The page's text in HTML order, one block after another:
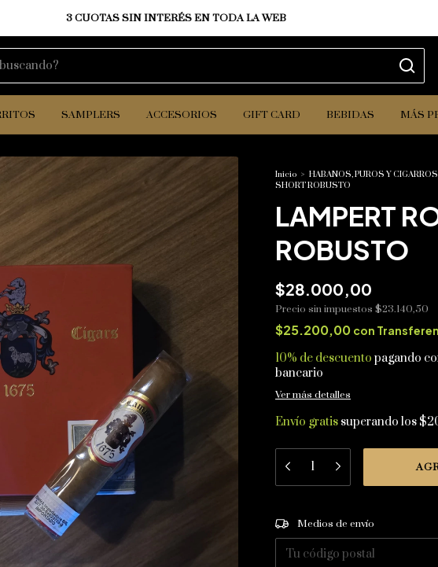
3 CUOTAS SIN INTERÉS EN TODA LA WEB
SAMPLERS ACCESORIOS GIFT CARD BEBIDAS MÁS
Inicio > HABANOS, PUROS Y CIGARROS
SHORT ROBUSTO
LAMPERT
ROBUSTO
$28.000,00
Precio sin impuestos $23.140,50
$25.200,00 con
10% de descuento pagando
bancario
Ver más detalles
Envío gratis superando los
Entregas para el CP:
Medios de envío